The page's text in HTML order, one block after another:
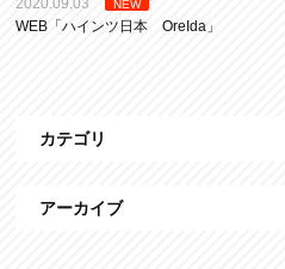
NEW
WEB「ハインツ日本 OreIda」
カテゴリ
アーカイブ